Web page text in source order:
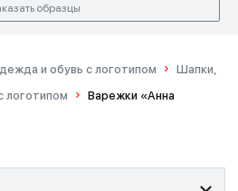
образцы
и обувь с логотипом
Шапки,
логотипом
Варежки «Анна